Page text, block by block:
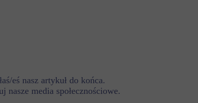
eś nasz artykuł do końca.
nasze media społecznościowe.